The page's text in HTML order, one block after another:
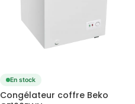
En stock
Congélateur coffre Beko